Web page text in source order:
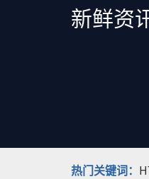
新鲜资
热门关键词：